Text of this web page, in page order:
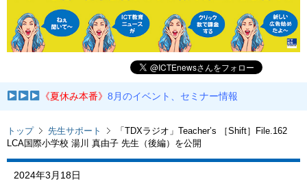
《夏休み本番》8月のイベント、セミナー情報
トップ 先生サポート
「TDXラジオ」Teacher’s ［Shift］File.162
LCA国際小学校 湯川 真由子 先生（後編）を公開
2024年3月18日